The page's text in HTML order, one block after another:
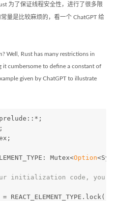
为了保证线程安全性，进行了很多限
量是比较麻烦的，看一个 ChatGPT 给
Well, Rust has many restrictions in
it cumbersome to define a constant of
given by ChatGPT to illustrate
Mutex<Option
initialization code, you